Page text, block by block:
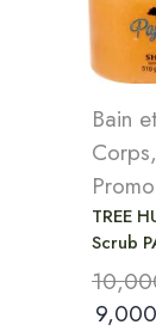
Bain
Corps,
Promo
TREE
Scrub